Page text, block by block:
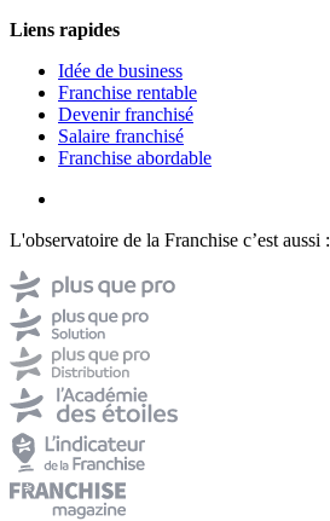
Liens rapides
Idée de business
Franchise rentable
Devenir franchisé
Salaire franchisé
Franchise abordable
L'observatoire de la Franchise c’est aussi :